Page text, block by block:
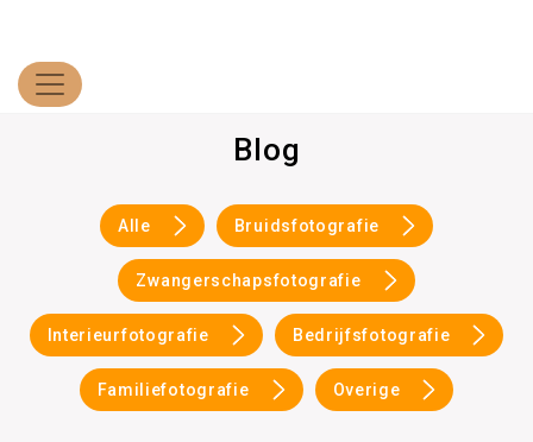
Blog
Alle Bruidsfotografie
Zwangerschapsfotografie
Interieurfotografie Bedrijfsfotografie
Familiefotografie Overige